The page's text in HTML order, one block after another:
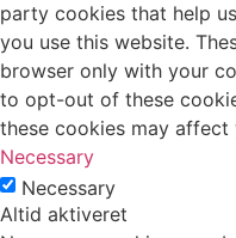
party cookies that help
you use this website.
browser only with your
to opt-out of these
these cookies may
Necessary
Necessary
Altid aktiveret